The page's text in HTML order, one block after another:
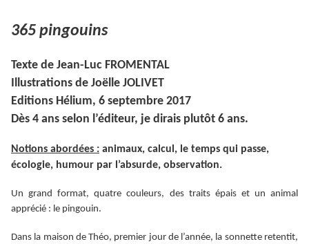
365 pingouins
Texte de Jean-Luc FROMENTAL
Illustrations de Joëlle JOLIVET
Editions Hélium, 6 septembre 2017
Dès 4 ans selon l’éditeur, je dirais plutôt 6 ans.
Notions abordées : animaux, calcul, le temps qui passe,
écologie, humour par l’absurde, observation.
Un grand format, quatre couleurs, des traits épais et un animal
apprécié : le pingouin.
Dans la maison de Théo, premier jour de l’année, la sonnette retentit,